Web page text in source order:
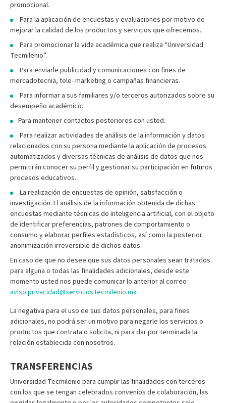
promocional.
Para la aplicación de encuestas y evaluaciones por motivo de
mejorar la calidad de los productos y servicios que ofrecemos.
Para promocionar la vida académica que realiza “Universidad
Tecmilenio”.
Para enviarle publicidad y comunicaciones con fines de
mercadotecnia, tele- marketing o campañas financieras.
Para informar a sus familiares y/o terceros autorizados sobre su
desempeño académico.
Para mantener contactos posteriores con usted.
Para realizar actividades de análisis de la información y datos
relacionados con su persona mediante la aplicación de procesos
automatizados y diversas técnicas de análisis de datos que nos
permitirán conocer su perfil y gestionar su participación en futuros
procesos educativos.
La realización de encuestas de opinión, satisfacción o
investigación. El análisis de la información obtenida de dichas
encuestas mediante técnicas de inteligencia artificial, con el objeto
de identificar preferencias, patrones de comportamiento o
consumo y elaborar perfiles estadísticos, así como la posterior
anonimización irreversible de dichos datos.
En caso de que no desee que sus datos personales sean tratados
para alguna o todas las finalidades adicionales, desde este
momento usted nos puede comunicar lo anterior al correo
aviso.privacidad@servicios.tecmilenio.mx.
La negativa para el uso de sus datos personales, para fines
adicionales, no podrá ser un motivo para negarle los servicios o
productos que contrata o solicita, ni para dar por terminada la
relación establecida con nosotros.
TRANSFERENCIAS
Universidad Tecmilenio para cumplir las finalidades con terceros
con los que se tengan celebrados convenios de colaboración, las